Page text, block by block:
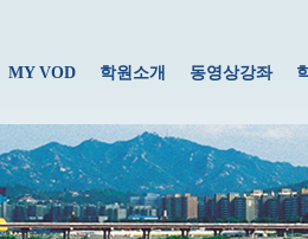
MY VOD 학원소개 동영상강좌